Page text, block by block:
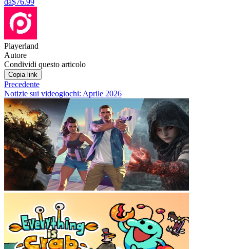
Playerland
Autore
Condividi questo articolo
Copia link
Precedente
Notizie sui videogiochi: Aprile 2026